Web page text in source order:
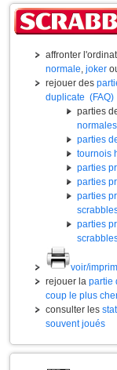
affronter
normale, joker
rejouer des
duplicate (FAQ)
parties
normales
parties
tournois
parties
parties
parties
parties
voir/
rejouer la partie
coup le plus
consulter les
souvent joués